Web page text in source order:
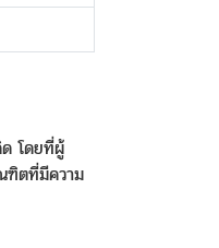
โดยที่ผู้
ฑิตที่มีความ